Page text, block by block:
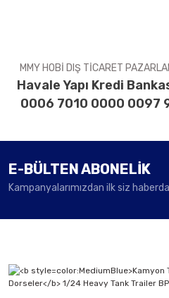
MMY HOBİ DIŞ TİCARET
Havale Yapı Kredi
0006 7010 0000 0097
E-BÜLTEN ABONELİK
Kampanyalarımızdan ilk siz